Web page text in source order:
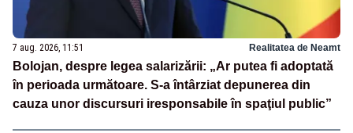
7 aug. 2026, 11:51 Realitatea de Neamt
Bolojan, despre legea salarizării: „Ar putea fi adoptată
în perioada următoare. S-a întârziat depunerea din
cauza unor discursuri iresponsabile în spaţiul public”